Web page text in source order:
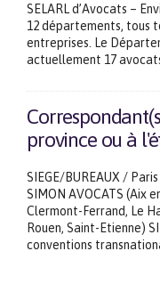
SELARL d’Avocats –
12 départements, tous
entreprises. Le
actuellement 17
province ou à
SIEGE/BUREAUX /
SIMON AVOCATS (Aix
Clermont-Ferrand, Le
Rouen, Saint-Etienne)
conventions